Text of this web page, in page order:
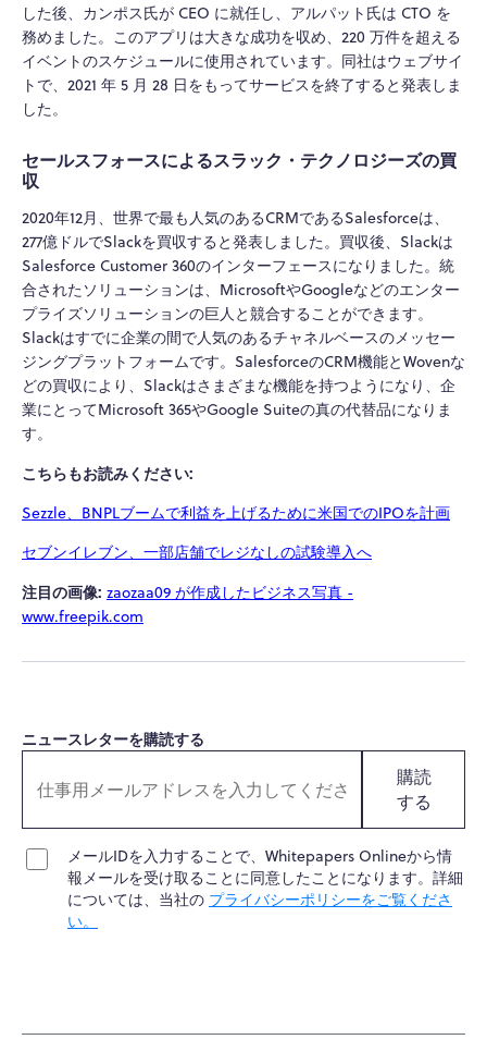
した後、カンポス氏が CEO に就任し、アルパット氏は CTO を
務めました。このアプリは大きな成功を収め、220 万件を超える
イベントのスケジュールに使用されています。同社はウェブサイ
トで、2021 年 5 月 28 日をもってサービスを終了すると発表しま
した。
セールスフォースによるスラック・テクノロジーズの買
収
2020年12月、世界で最も人気のあるCRMであるSalesforceは、
277億ドルでSlackを買収すると発表しました。買収後、Slackは
Salesforce Customer 360のインターフェースになりました。統
合されたソリューションは、MicrosoftやGoogleなどのエンター
プライズソリューションの巨人と競合することができます。
Slackはすでに企業の間で人気のあるチャネルベースのメッセー
ジングプラットフォームです。SalesforceのCRM機能とWovenな
どの買収により、Slackはさまざまな機能を持つようになり、企
業にとってMicrosoft 365やGoogle Suiteの真の代替品になりま
す。
こちらもお読みください:
Sezzle、BNPLブームで利益を上げるために米国でのIPOを計画
セブンイレブン、一部店舗でレジなしの試験導入へ
注目の画像: zaozaa09 が作成したビジネス写真 -
www.freepik.com
ニュースレターを購読する
購読
する
メールIDを入力することで、Whitepapers Onlineから情
報メールを受け取ることに同意したことになります。詳細
については、当社の プライバシーポリシーをご覧くださ
い。